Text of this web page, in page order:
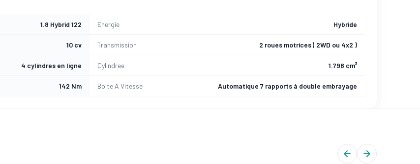
1.8 Hybrid 122 Energie Hybride
10 cv Transmission 2 roues motrices ( 2WD ou 4x2 )
4 cylindres en ligne Cylindree 1.798 cm³
142 Nm Boite A Vitesse Automatique 7 rapports à double embrayage